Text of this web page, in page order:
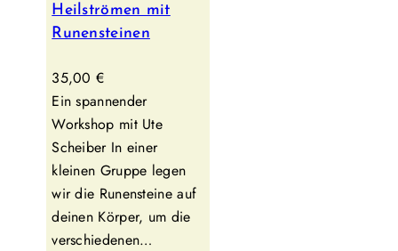
Heilströmen mit
Runensteinen
35,00€
Ein spannender
Workshop mit Ute
Scheiber In einer
kleinen Gruppe legen
wir die Runensteine auf
deinen Körper, um die
verschiedenen…